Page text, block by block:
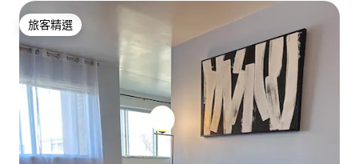
旅客精選
旅客精選